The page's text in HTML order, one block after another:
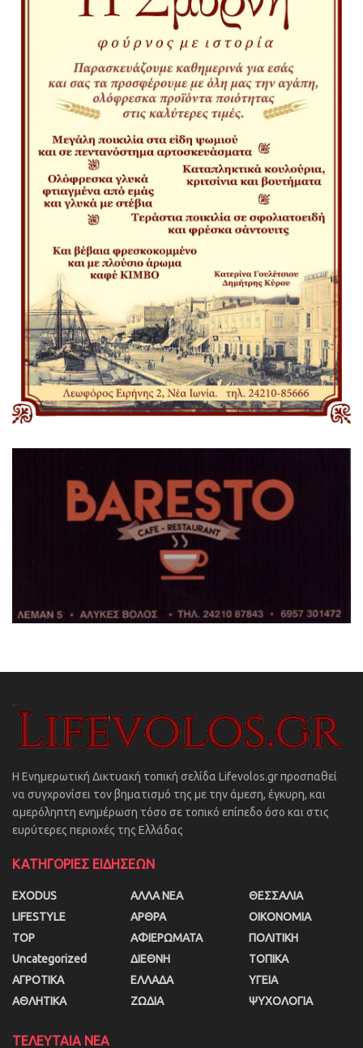
Η Ενημερωτική Δικτυακή τοπική σελίδα Lifevolos.gr προσπαθεί
να συγχρονίσει τον βηματισμό της με την άμεση, έγκυρη, και
αμερόληπτη ενημέρωση τόσο σε τοπικό επίπεδο όσο και στις
ευρύτερες περιοχές της Ελλάδας
ΚΑΤΗΓΟΡΙΕΣ ΕΙΔΗΣΕΩΝ
EXODUS
LIFESTYLE
TOP
Uncategorized
ΑΓΡΟΤΙΚΑ
ΑΘΛΗΤΙΚΑ
ΑΛΛΑ ΝΕΑ
ΑΡΘΡΑ
ΑΦΙΕΡΩΜΑΤΑ
ΔΙΕΘΝΗ
ΕΛΛΑΔΑ
ΖΩΔΙΑ
ΘΕΣΣΑΛΙΑ
ΟΙΚΟΝΟΜΙΑ
ΠΟΛΙΤΙΚΗ
ΤΟΠΙΚΑ
ΥΓΕΙΑ
ΨΥΧΟΛΟΓΙΑ
ΤΕΛΕΥΤΑΙΑ ΝΕΑ